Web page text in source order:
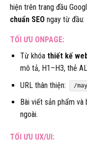
hiện trên trang đầu
chuẩn SEO ngay từ đầu:
TỐI ƯU ONPAGE:
Từ khóa thiết kế
mô tả, H1–H3, thẻ
URL thân thiện:
/
Bài viết sản phẩm
ngoài.
TỐI ƯU UX/UI: